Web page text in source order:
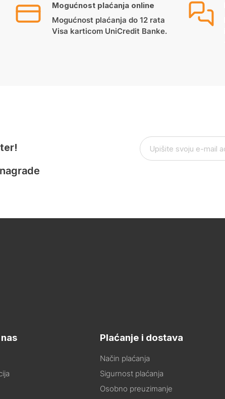
Mogućnost plaćanja online
Mogućnost plaćanja do 12 rata
Visa karticom UniCredit Banke.
Plaćanje i dostava
Način plaćanja
Sigurnost plaćanja
Osobno preuzimanje